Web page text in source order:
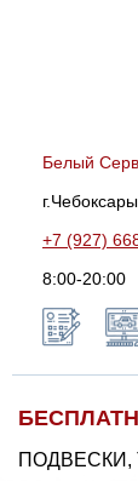
Белый
+7 (927)
8:00-20:00